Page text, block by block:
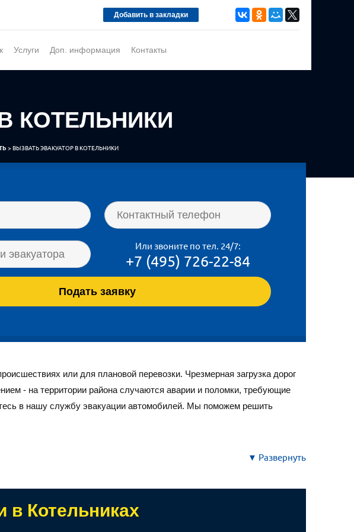
Услуги Доп. информация Контакты
КОТЕЛЬНИКИ
> ВЫЗВАТЬ ЭВАКУАТОР В КОТЕЛЬНИКИ
Или звоните по тел. 24/7:
+7 (495) 726-22-84
или для плановой перевозки. Чрезмерная загрузка дорог
- на территории района случаются аварии и поломки, требующие
в нашу службу эвакуации автомобилей. Мы поможем решить
техники по городам позволяет оперативно выполнять заявки
сообщение с Москвой осуществляется по Новорязанскому
▼ Развернуть
в Котельниках